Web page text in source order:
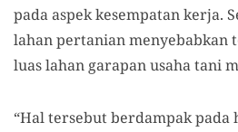
pada aspek kesempatan kerja.
lahan pertanian menyebabkan
luas lahan garapan usaha tani
“Hal tersebut berdampak pada